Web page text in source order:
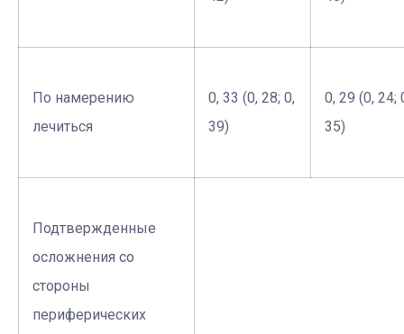
По намерению
лечиться
0, 33 (0, 28; 0,
39)
0, 29 (0, 24;
35)
Подтвержденные
осложнения со
стороны
периферических